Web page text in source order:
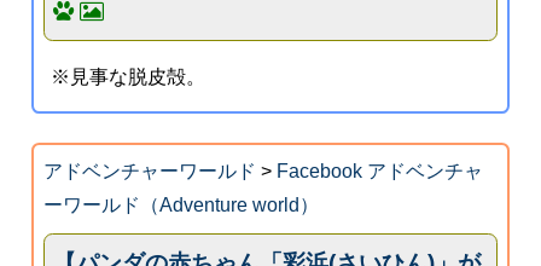
※見事な脱皮殻。
アドベンチャーワールド > Facebook アドベンチャ
ーワールド（Adventure world）